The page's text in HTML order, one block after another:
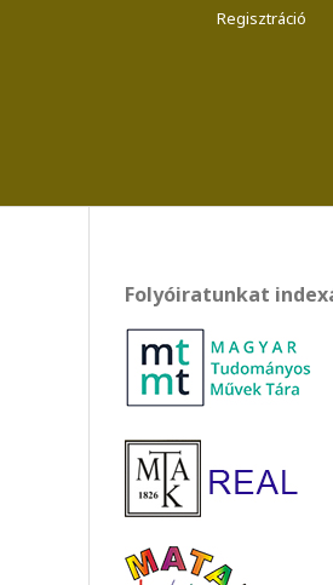
Regisztráció
Folyóiratunkat